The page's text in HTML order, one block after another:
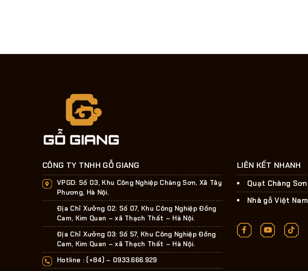
CÔNG TY TNHH GỖ GIANG
VPGD: Số 03, Khu Công Nghiệp Chàng Sơn, Xã Tây
Phương, Hà Nội.
Địa Chỉ Xưởng 02: Số 07, Khu Công Nghiệp Đồng
Cam, Kim Quan – xã Thạch Thất – Hà Nội.
Địa Chỉ Xưởng 03: Số 57, Khu Công Nghiệp Đồng
Cam, Kim Quan – xã Thạch Thất – Hà Nội.
Hotline : (+84) – 0933.666.929
LIÊN KẾT NHANH
Quạt Chàng Sơn
Nhà gỗ Việt Nam